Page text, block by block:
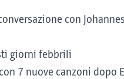
con
giorni febbrili
7 nuove canzoni dopo